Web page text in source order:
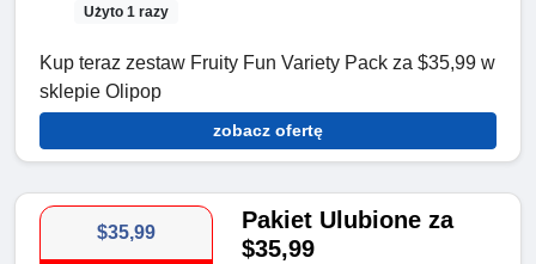
Użyto 1 razy
Kup teraz zestaw Fruity Fun Variety Pack za $35,99 w
sklepie Olipop
zobacz ofertę
$35,99
Pakiet Ulubione za
$35,99